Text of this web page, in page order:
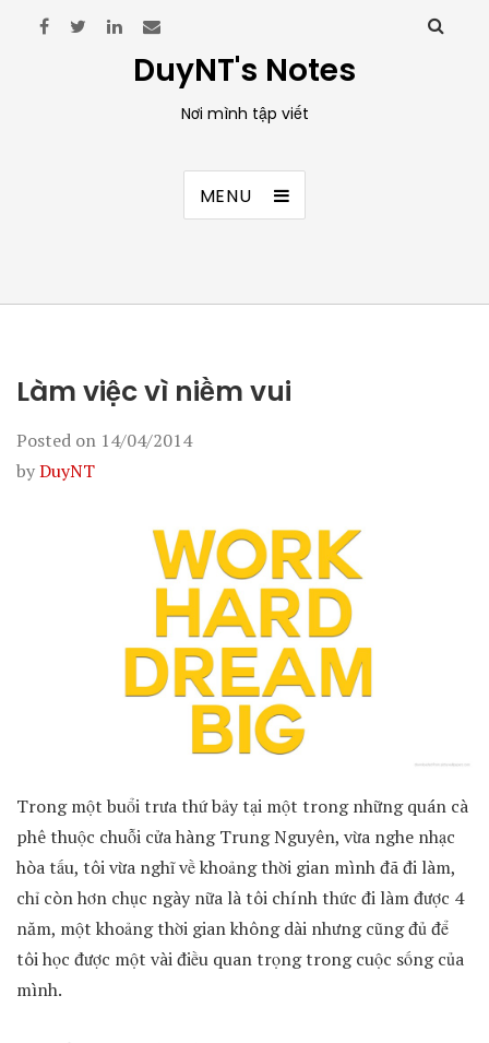
DuyNT's Notes
Nơi mình tập viết
MENU
Làm việc vì niềm vui
Posted on 14/04/2014
byDuyNT
Trong một buổi trưa thứ bảy tại một trong những quán cà
phê thuộc chuỗi cửa hàng Trung Nguyên, vừa nghe nhạc
hòa tấu, tôi vừa nghĩ về khoảng thời gian mình đã đi làm,
chỉ còn hơn chục ngày nữa là tôi chính thức đi làm được 4
năm, một khoảng thời gian không dài nhưng cũng đủ để
tôi học được một vài điều quan trọng trong cuộc sống của
mình.